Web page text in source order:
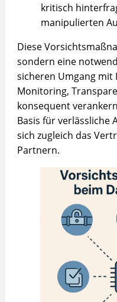
kritisch
manipulierten
Diese
sondern eine
sicheren Umgang mit
Monitoring,
konsequent
Basis für verlässliche
sich zugleich das
Partnern.